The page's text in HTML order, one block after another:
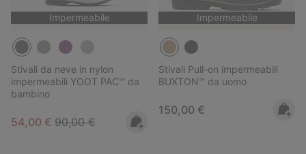
Impermeabile
Stivali da neve in nylon
impermeabili YOOT PAC™ da
bambino
Sale price:
54,00 € Regular price:
90,00 €
Impermeabile
Stivali Pull-on impermeabili
BUXTON™ da uomo
Regular price:
150,00 €